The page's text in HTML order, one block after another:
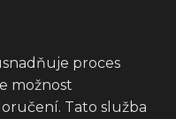
proces
možnost
Tato služba